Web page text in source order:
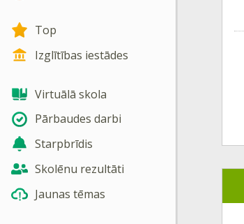
Top
Izglītības iestādes
Virtuālā skola
Pārbaudes darbi
Starpbrīdis
Skolēnu rezultāti
Jaunas tēmas